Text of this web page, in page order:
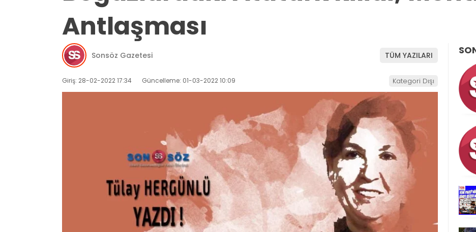
Antlaşması
Sonsöz Gazetesi TÜM YAZILARI
Giriş: 28-02-2022 17:34 Güncelleme: 01-03-2022 10:09 Kategori Dışı